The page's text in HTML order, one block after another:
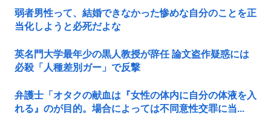
弱者男性って、結婚できなかった惨めな自分のことを正
当化しようと必死だよな
英名門大学最年少の黒人教授が辞任 論文盗作疑惑には
必殺「人種差別ガー」で反撃
弁護士「オタクの献血は『女性の体内に自分の体液を入
れる』のが目的。場合によっては不同意性交罪に当...